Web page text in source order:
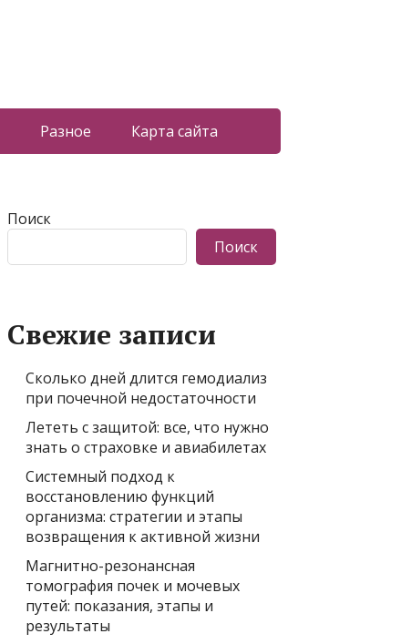
Разное Карта сайта
Поиск
Поиск
Свежие записи
Сколько дней длится гемодиализ
при почечной недостаточности
Лететь с защитой: все, что нужно
знать о страховке и авиабилетах
Системный подход к
восстановлению функций
организма: стратегии и этапы
возвращения к активной жизни
Магнитно-резонансная
томография почек и мочевых
путей: показания, этапы и
результаты